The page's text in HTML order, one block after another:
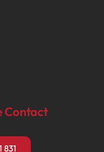
Contact
831